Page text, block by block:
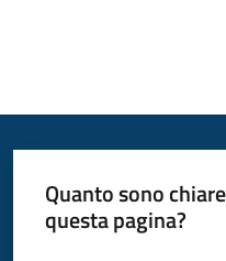
Quanto sono
questa pagina?